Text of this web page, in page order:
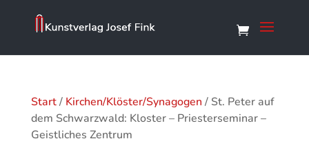
Start/ Kirchen/Klöster/Synagogen / St. Peter auf
dem Schwarzwald: Kloster – Priesterseminar –
Geistliches Zentrum